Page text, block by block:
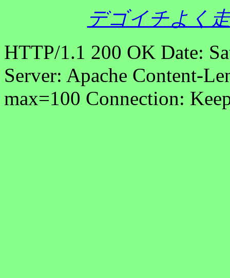
デゴイチよく
HTTP/1.1 200 OK Date:
Server: Apache Content-
max=100 Connection: